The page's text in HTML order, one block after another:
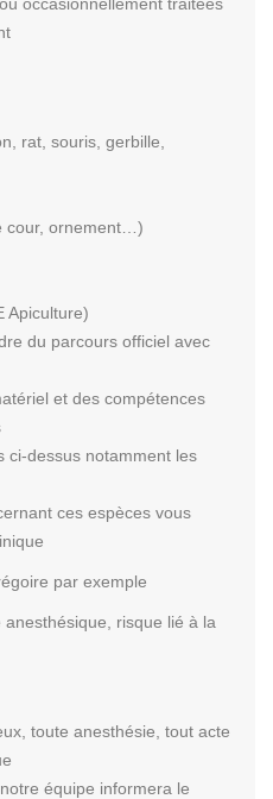
rat, souris, gerbille,
cour, ornement…)
Apiculture)
du parcours officiel avec
et des compétences
ci-dessus notamment les
ces espèces vous
par exemple
risque lié à la
toute anesthésie, tout acte
équipe informera le